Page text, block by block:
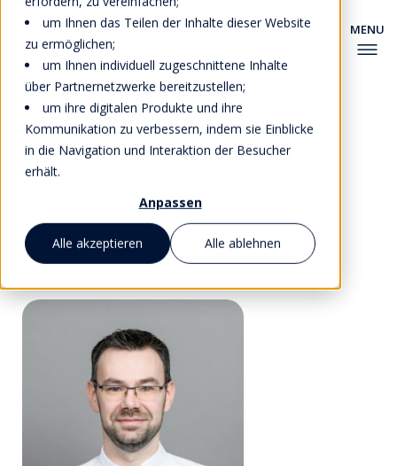
um Ihnen das Teilen der Inhalte dieser Website
zu ermöglichen;
um Ihnen individuell zugeschnittene Inhalte
über Partnernetzwerke bereitzustellen;
um ihre digitalen Produkte und ihre
Kommunikation zu verbessern, indem sie Einblicke
in die Navigation und Interaktion der Besucher
erhält.
Anpassen
Alle akzeptieren Alle ablehnen
Zurück zu Fakultät
Philippe Launois